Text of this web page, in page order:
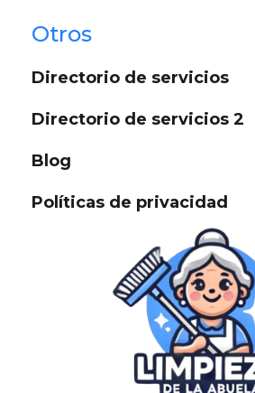
Otros
Directorio de servicios
Directorio de servicios 2
Blog
Políticas de privacidad